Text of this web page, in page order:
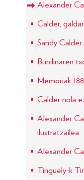
Alexander
Calder,
Sandy Calder
Burdinaren
Memoriak
Calder nola
Alexander
ilustratzailea
Alexander
Tinguely-k